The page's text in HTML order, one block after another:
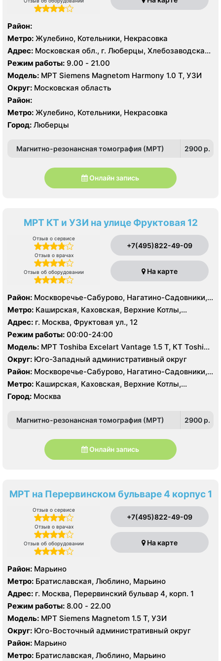
Район:
Метро: Жулебино, Котельники, Некрасовка
Адрес: Московская обл., г. Люберцы, Хлебозаводская
ул. 10
Режим работы: 9.00 - 21.00
Модель: МРТ Siemens Magnetom Harmony 1.0 Т, УЗИ
Округ: Московская область
Район:
Метро: Жулебино, Котельники, Некрасовка
Город: Люберцы
Магнитно-резонансная томография (МРТ) 2900 p.
Онлайн запись
МРТ КТ и УЗИ на улице Фруктовая 12
Отзыв о сервисе
Отзыв о врачах
Отзыв об оборудовании
+7(495)822-49-09
На карте
Район: Москворечье-Сабурово, Нагатино-Садовники,
Нагатинский Затон, Нагорный , Царицыно, Северное
Чертаново, Центральное Чертаново, Южное Чертаново
, Зюзино, Черёмушки
Метро: Каширская, Каховская, Верхние Котлы,
Варшавская, Академическая, Крымская, Нагатинская,
Нагорная, Нахимовский проспект, Профсоюзная,
Севастопольская, Чертановская
Адрес: г. Москва, Фруктовая ул., 12
Режим работы: 00:00-24:00
Модель: МРТ Toshiba Excelart Vantage 1.5 Т, КТ Toshiba
Aquilion 32 среза, УЗИ Toshiba Aplio 500, Medison
Sonoace X8
Округ: Юго-Западный административный округ
Район: Москворечье-Сабурово, Нагатино-Садовники,
Нагатинский Затон, Нагорный , Царицыно, Северное
Чертаново, Центральное Чертаново, Южное Чертаново
, Зюзино, Черёмушки
Метро: Каширская, Каховская, Верхние Котлы,
Варшавская, Академическая, Крымская, Нагатинская,
Нагорная, Нахимовский проспект, Профсоюзная,
Город: Москва
Магнитно-резонансная томография (МРТ) 2900 p.
Онлайн запись
МРТ на Перервинском бульваре 4 корпус 1
Отзыв о сервисе
Отзыв о врачах
Отзыв об оборудовании
+7(495)822-49-09
На карте
Район: Марьино
Метро: Братиславская, Люблино, Марьино
Адрес: г. Москва, Перервинский бульвар 4, корп. 1
Режим работы: 8.00 - 22.00
Модель: МРТ Siemens Magnetom 1.5 Т, УЗИ
Округ: Юго-Восточный административный округ
Район: Марьино
Метро: Братиславская, Люблино, Марьино